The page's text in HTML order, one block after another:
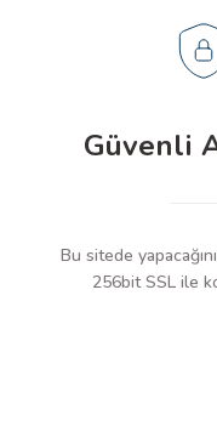
Güvenli
Bu sitede
256bit SSL ile